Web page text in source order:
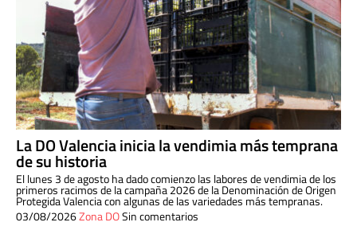
La DO Valencia inicia la vendimia más temprana
de su historia
El lunes 3 de agosto ha dado comienzo las labores de vendimia de los
primeros racimos de la campaña 2026 de la Denominación de Origen
Protegida Valencia con algunas de las variedades más tempranas.
03/08/2026Zona DOSin comentarios